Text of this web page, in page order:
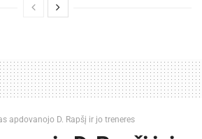
apdovanojo D. Rapšį ir jo treneres